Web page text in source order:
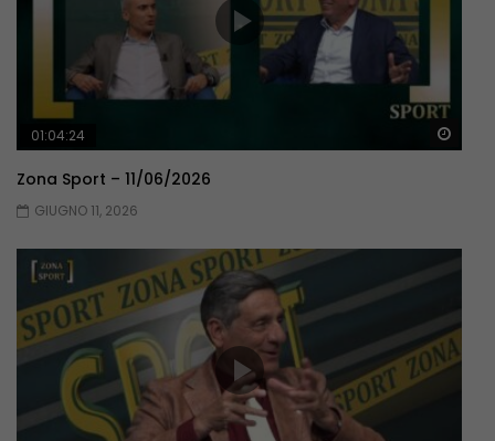
01:04:24
Zona Sport – 11/06/2026
GIUGNO 11, 2026